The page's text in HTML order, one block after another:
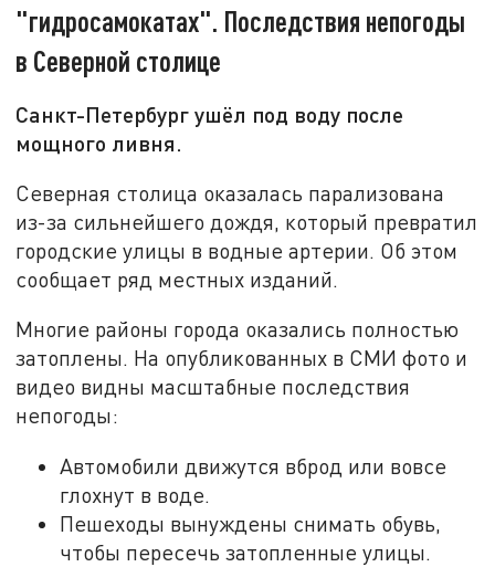
"гидросамокатах". Последствия непогоды
в Северной столице
Санкт-Петербург ушёл под воду после
мощного ливня.
Северная столица оказалась парализована
из-за сильнейшего дождя, который превратил
городские улицы в водные артерии. Об этом
сообщает ряд местных изданий.
Многие районы города оказались полностью
затоплены. На опубликованных в СМИ фото и
видео видны масштабные последствия
непогоды:
Автомобили движутся вброд или вовсе
глохнут в воде.
Пешеходы вынуждены снимать обувь,
чтобы пересечь затопленные улицы.